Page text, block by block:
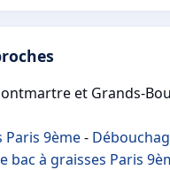
et Grands-
Paris 9ème-
bac à graisses Paris